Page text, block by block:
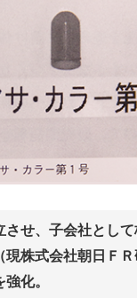
させ、子会社とし
現株式会社朝日Ｆ
化。